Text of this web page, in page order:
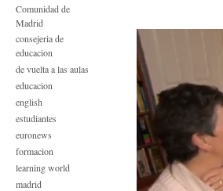
Comunidad de
Madrid
consejeria de
educacion
de vuelta a las aulas
educacion
english
estudiantes
euronews
formacion
learning world
madrid